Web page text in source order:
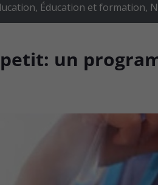
, Éducation et formation,
un